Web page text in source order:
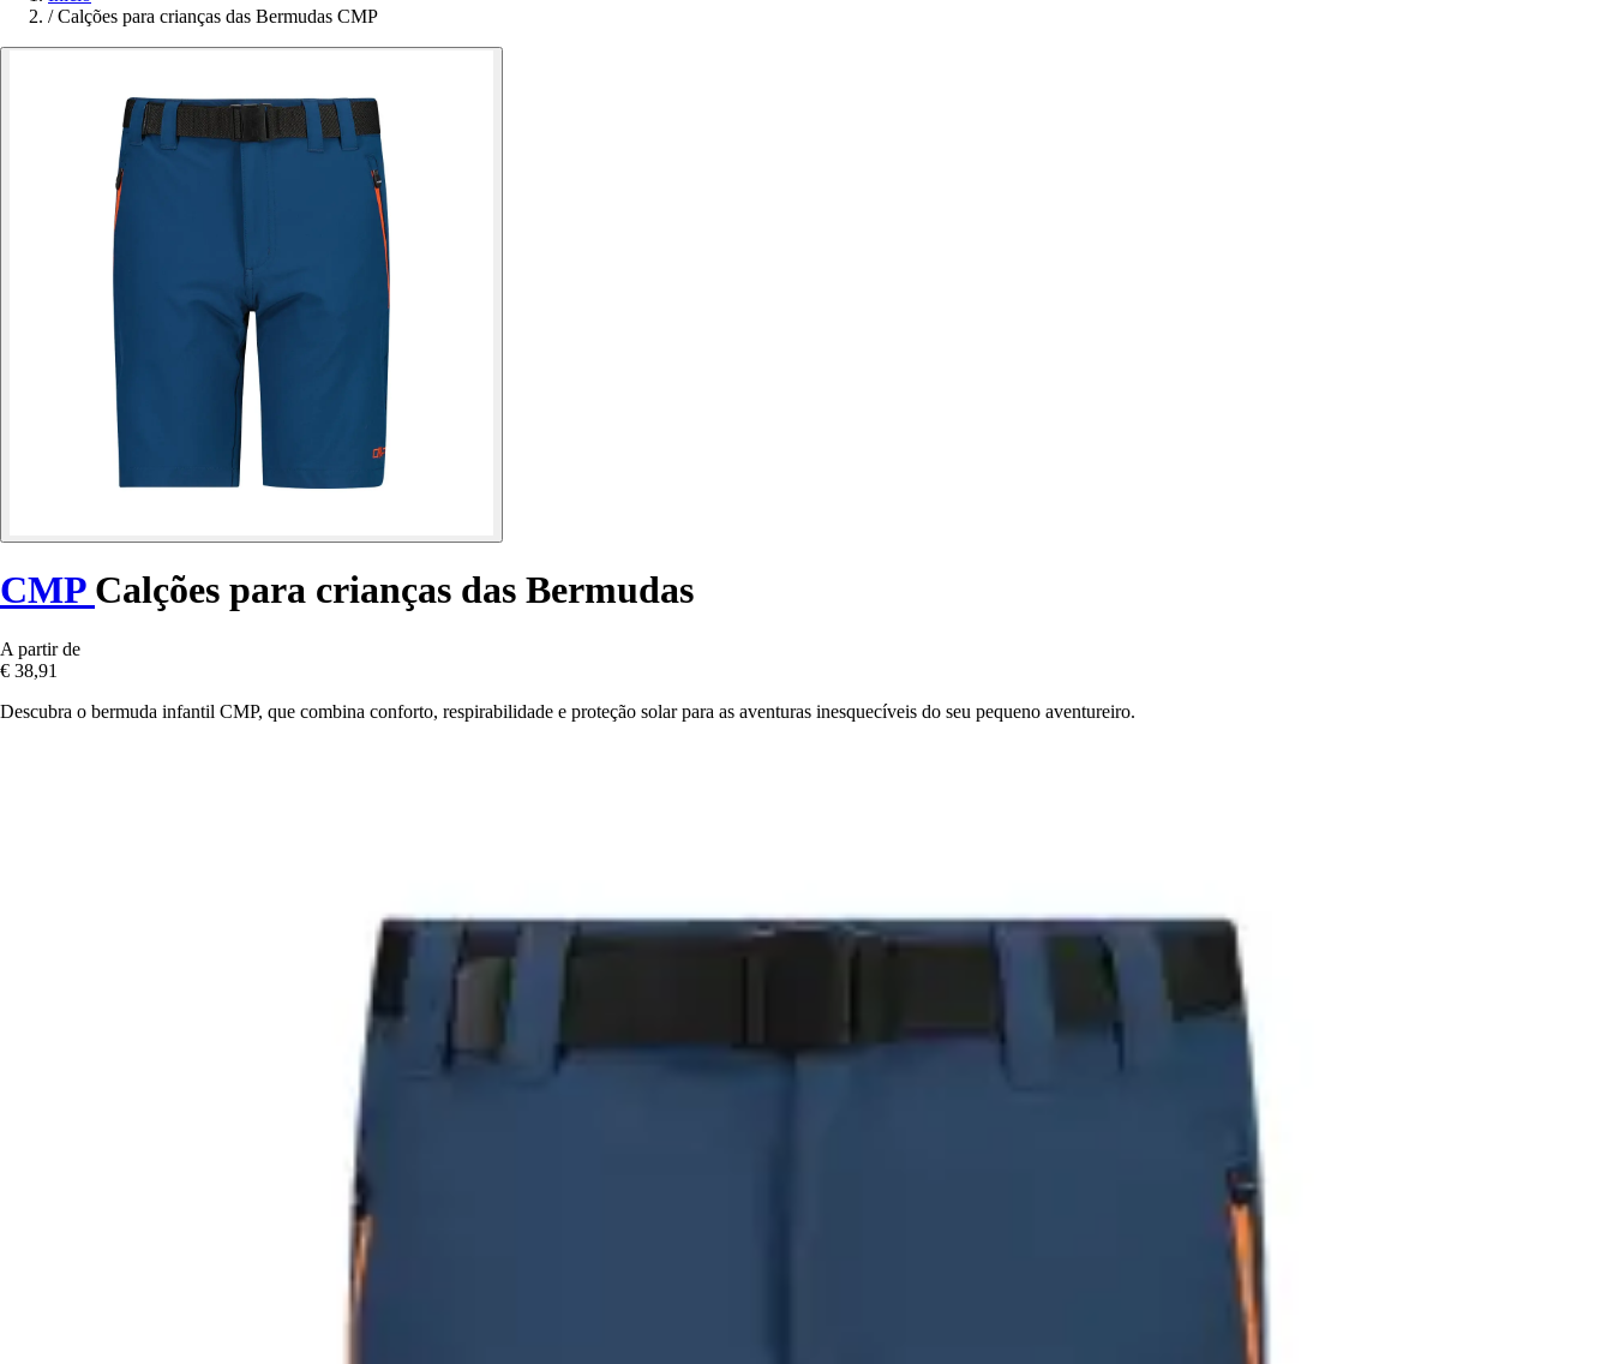
/ Calções para crianças das Bermudas CMP
CMP Calções para crianças das Bermudas
A partir de
€ 38,91
Descubra o bermuda infantil CMP, que combina conforto, respirabilidade e proteção solar para as aventuras inesquecíveis do seu pequeno aventureiro.